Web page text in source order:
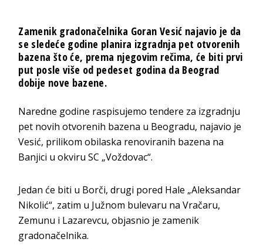
Zamenik gradonačelnika Goran Vesić najavio je da
se sledeće godine planira izgradnja pet otvorenih
bazena što će, prema njegovim rečima, će biti prvi
put posle više od pedeset godina da Beograd
dobije nove bazene.
Naredne godine raspisujemo tendere za izgradnju
pet novih otvorenih bazena u Beogradu, najavio je
Vesić, prilikom obilaska renoviranih bazena na
Banjici u okviru SC „Voždovac“.
Jedan će biti u Borči, drugi pored Hale „Aleksandar
Nikolić“, zatim u Južnom bulevaru na Vračaru,
Zemunu i Lazarevcu, objasnio je zamenik
gradonačelnika.